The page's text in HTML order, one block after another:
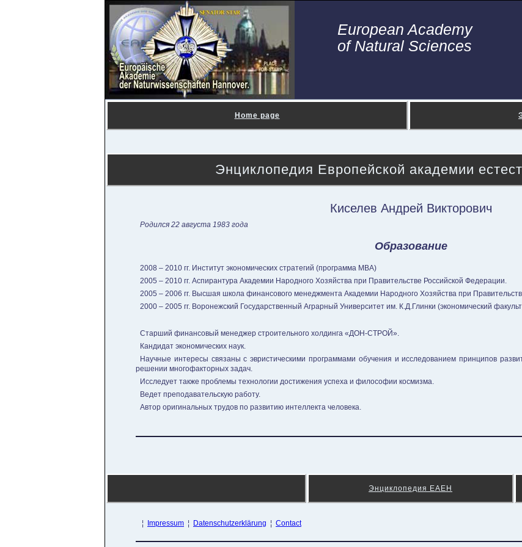
European Academy
of Natural Sciences
Home page
Энциклопедия Европейской академии
Киселев Андрей Викторович
Родился 22 августа 1983 года
Образование
2008 – 2010 гг. Институт экономических стратегий (программа МВА)
2005 – 2010 гг. Аспирантура Академии Народного Хозяйства при Правительстве Российской Федерации.
2005 – 2006 гг. Высшая школа финансового менеджмента Академии Народного Хозяйства при
2000 – 2005 гг. Воронежский Государственный Аграрный Университет им. К.Д.Глинки (экономический
Старший финансовый менеджер строительного холдинга «ДОН-СТРОЙ».
Кандидат экономических наук.
Научные интересы связаны с эвристическими программами обучения и исследованием принципов
решении многофакторных задач.
Исследует также проблемы технологии достижения успеха и философии космизма.
Ведет преподавательскую работу.
Автор оригинальных трудов по развитию интеллекта человека.
Энциклопедия ЕАЕН
¦ Impressum ¦ Datenschutzerklärung ¦ Contact